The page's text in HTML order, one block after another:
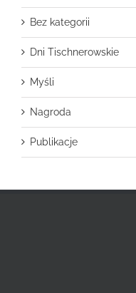
Bez kategorii
Dni Tischnerowskie
Myśli
Nagroda
Publikacje